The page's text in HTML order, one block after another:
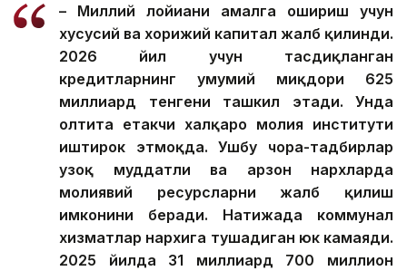
– Миллий лойиҳани амалга ошириш учун
хусусий ва хорижий капитал жалб қилинди.
2026 йил учун тасдиқланган
кредитларнинг умумий миқдори 625
миллиард тенгени ташкил этади. Унда
олтита етакчи халқаро молия институти
иштирок этмоқда. Ушбу чора-тадбирлар
узоқ муддатли ва арзон нархларда
молиявий ресурсларни жалб қилиш
имконини беради. Натижада коммунал
хизматлар нархига тушадиган юк камаяди.
2025 йилда 31 миллиард 700 миллион